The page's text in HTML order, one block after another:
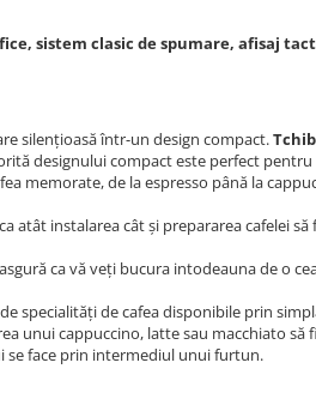
sistem clasic de spumare, afisaj
silențioasă într-un design compact.
designului compact este perfect pentru
memorate, de la espresso până la
atât instalarea cât și prepararea cafelei
ca vă veți bucura intodeauna de o
specialități de cafea disponibile prin
unui cappuccino, latte sau macchiato
se face prin intermediul unui furtun.